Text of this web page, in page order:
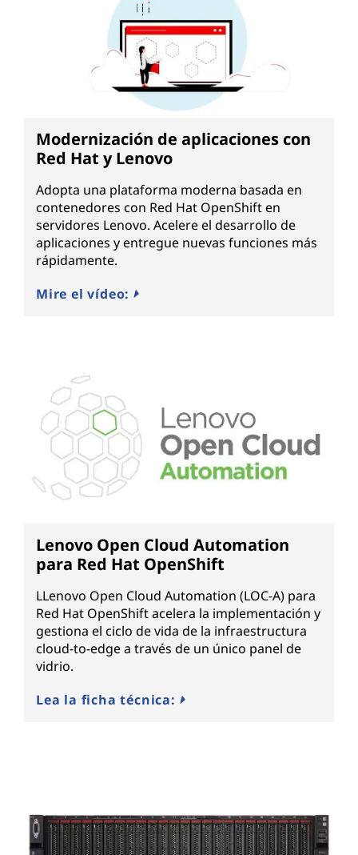
Modernización de aplicaciones con
Red Hat y Lenovo
Adopta una plataforma moderna basada en
contenedores con Red Hat OpenShift en
servidores Lenovo. Acelere el desarrollo de
aplicaciones y entregue nuevas funciones más
rápidamente.
Mire el vídeo:
Lenovo Open Cloud Automation
para Red Hat OpenShift
LLenovo Open Cloud Automation (LOC-A) para
Red Hat OpenShift acelera la implementación y
gestiona el ciclo de vida de la infraestructura
cloud-to-edge a través de un único panel de
vidrio.
Lea la ficha técnica: